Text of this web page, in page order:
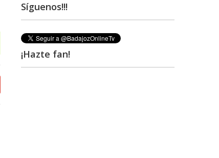
Síguenos!!!
¡Hazte fan!